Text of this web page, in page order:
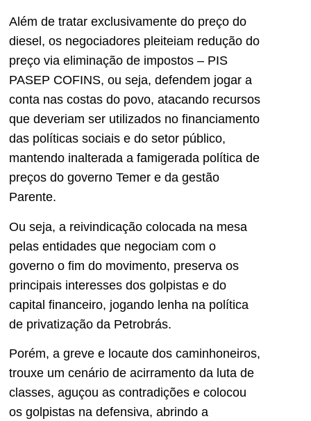
Além de tratar exclusivamente do preço do
diesel, os negociadores pleiteiam redução do
preço via eliminação de impostos – PIS
PASEP COFINS, ou seja, defendem jogar a
conta nas costas do povo, atacando recursos
que deveriam ser utilizados no financiamento
das políticas sociais e do setor público,
mantendo inalterada a famigerada política de
preços do governo Temer e da gestão
Parente.
Ou seja, a reivindicação colocada na mesa
pelas entidades que negociam com o
governo o fim do movimento, preserva os
principais interesses dos golpistas e do
capital financeiro, jogando lenha na política
de privatização da Petrobrás.
Porém, a greve e locaute dos caminhoneiros,
trouxe um cenário de acirramento da luta de
classes, aguçou as contradições e colocou
os golpistas na defensiva, abrindo a